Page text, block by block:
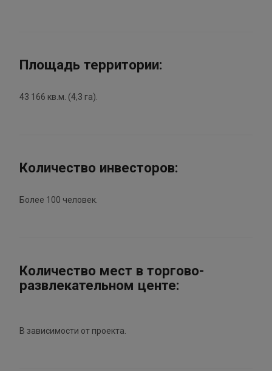
Площадь территории:
43 166 кв.м. (4,3 га).
Количество инвесторов:
Более 100 человек.
Количество мест в торгово-
развлекательном центе:
В зависимости от проекта.